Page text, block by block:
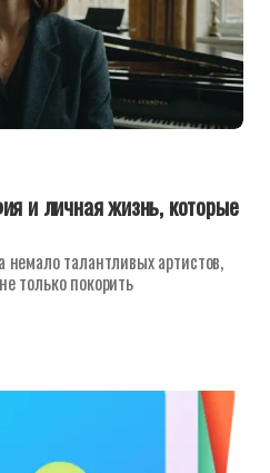
и личная жизнь, которые
талантливых артистов,
только покорить